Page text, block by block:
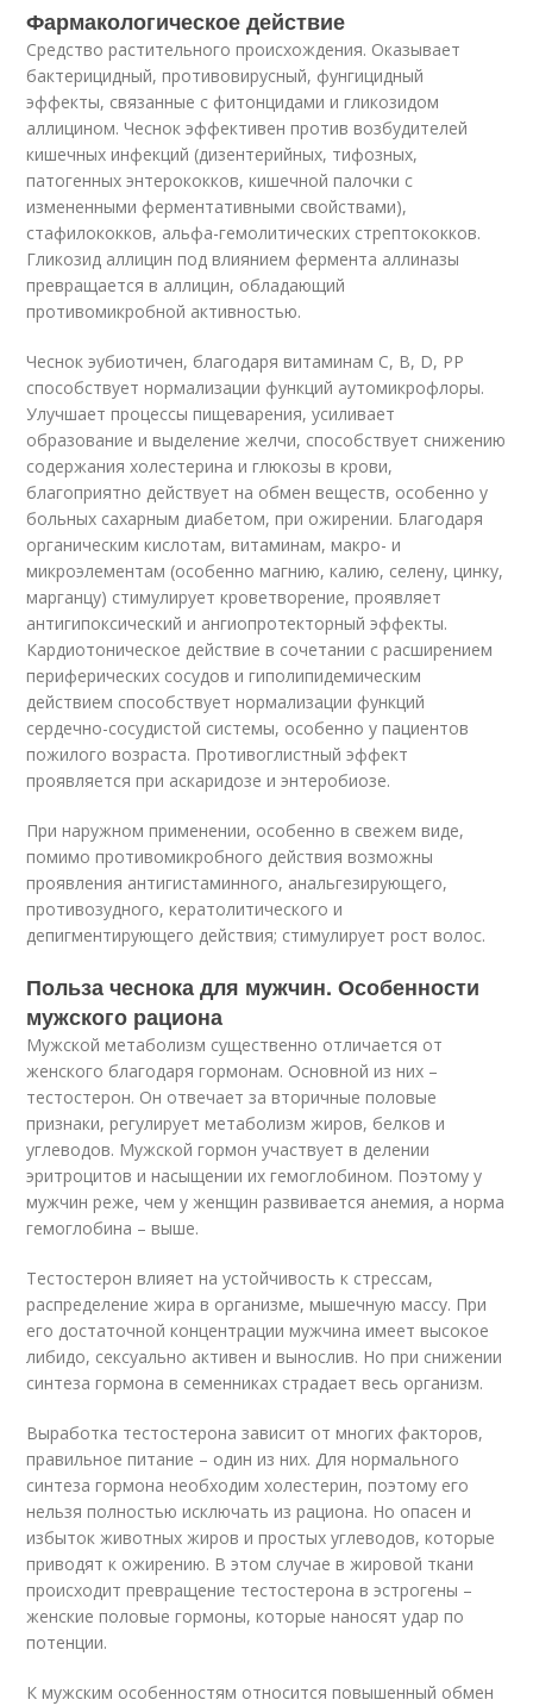
Фармакологическое действие
Средство растительного происхождения. Оказывает
бактерицидный, противовирусный, фунгицидный
эффекты, связанные с фитонцидами и гликозидом
аллицином. Чеснок эффективен против возбудителей
кишечных инфекций (дизентерийных, тифозных,
патогенных энтерококков, кишечной палочки с
измененными ферментативными свойствами),
стафилококков, альфа-гемолитических стрептококков.
Гликозид аллицин под влиянием фермента аллиназы
превращается в аллицин, обладающий
противомикробной активностью.
Чеснок эубиотичен, благодаря витаминам C, B, D, PP
способствует нормализации функций аутомикрофлоры.
Улучшает процессы пищеварения, усиливает
образование и выделение желчи, способствует снижению
содержания холестерина и глюкозы в крови,
благоприятно действует на обмен веществ, особенно у
больных сахарным диабетом, при ожирении. Благодаря
органическим кислотам, витаминам, макро- и
микроэлементам (особенно магнию, калию, селену, цинку,
марганцу) стимулирует кроветворение, проявляет
антигипоксический и ангиопротекторный эффекты.
Кардиотоническое действие в сочетании с расширением
периферических сосудов и гиполипидемическим
действием способствует нормализации функций
сердечно-сосудистой системы, особенно у пациентов
пожилого возраста. Противоглистный эффект
проявляется при аскаридозе и энтеробиозе.
При наружном применении, особенно в свежем виде,
помимо противомикробного действия возможны
проявления антигистаминного, анальгезирующего,
противозудного, кератолитического и
депигментирующего действия; стимулирует рост волос.
Польза чеснока для мужчин. Особенности
мужского рациона
Мужской метаболизм существенно отличается от
женского благодаря гормонам. Основной из них –
тестостерон. Он отвечает за вторичные половые
признаки, регулирует метаболизм жиров, белков и
углеводов. Мужской гормон участвует в делении
эритроцитов и насыщении их гемоглобином. Поэтому у
мужчин реже, чем у женщин развивается анемия, а норма
гемоглобина – выше.
Тестостерон влияет на устойчивость к стрессам,
распределение жира в организме, мышечную массу. При
его достаточной концентрации мужчина имеет высокое
либидо, сексуально активен и вынослив. Но при снижении
синтеза гормона в семенниках страдает весь организм.
Выработка тестостерона зависит от многих факторов,
правильное питание – один из них. Для нормального
синтеза гормона необходим холестерин, поэтому его
нельзя полностью исключать из рациона. Но опасен и
избыток животных жиров и простых углеводов, которые
приводят к ожирению. В этом случае в жировой ткани
происходит превращение тестостерона в эстрогены –
женские половые гормоны, которые наносят удар по
потенции.
К мужским особенностям относится повышенный обмен